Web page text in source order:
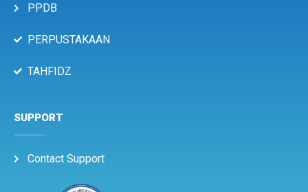
PPDB
PERPUSTAKAAN
TAHFIDZ
SUPPORT
Contact Support